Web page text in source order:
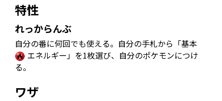
特性
れっからんぶ
自分の番に何回でも使える。自分の手札から「基本
エネルギー」を1枚選び、自分のポケモンにつけ
る。
ワザ